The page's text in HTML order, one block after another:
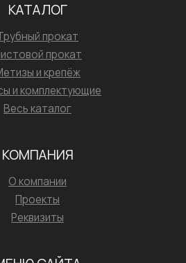
КАТАЛОГ
прокат
прокат
и крепёж
и комплектующие
Весь каталог
КОМПАНИЯ
О компании
Проекты
Реквизиты